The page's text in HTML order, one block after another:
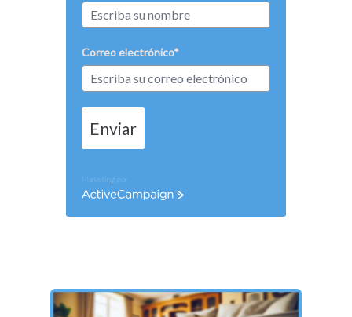
Correo electrónico*
Enviar
Marketing por
ActiveCampaign